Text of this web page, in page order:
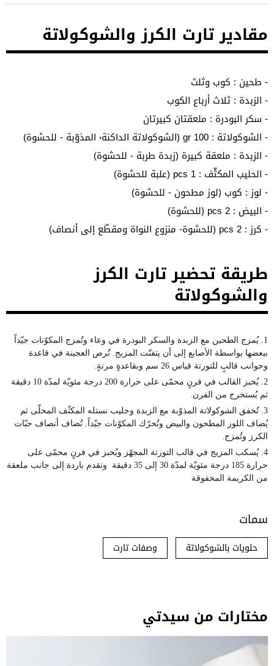
مقادير تارت الكرز والشوكولاتة
- طحين : كوب وثلث
- الزبدة : ثلاث أرباع الكوب
- سكر البودرة : ملعقتان كبيرتان
- الشوكولاتة : 100 gr (الشوكولاتة الداكنة٬ المذوّبة - للحشوة)
- الزبدة : ملعقة كبيرة (زبدة طربة - للحشوة)
- الحليب المكثّف : 1 pcs (علبة للحشوة)
- لوز : كوب (لوز مطحون - للحشوة)
- البيض : 2 pcs (للحشوة)
- كرز : 2 pcs (للحشوة- منزوع النواة ومقطّع إلى أنصاف)
طريقة تحضير تارت الكرز
والشوكولاتة
1. يُمزج الطحين مع الزبدة والسكر البودرة في وعاء وتُمزج المكوّنات جيّداً
ببعضها بواسطة الأصابع إلى أن يتفتّت المزيج. تُرص العجينة في قاعدة
وجوانب قالبٍ للتورتة قياس 26 سم وبقاعدةٍ مرنةٍ
.
2. يُخبز القالب في فرنٍ محمّى على حرارة 200 درجة مئويّة لمدّة 10 دقيقة
ثم يُستخرج من الفرن.
3. تُخفق الشوكولاتة المذوّبة مع الزبدة وحليب نستله المكثّف المحلّى ثم
يُضاف اللوز المطحون والبيض وتُحرّك المكوّنات جيّداً. تُضاف أنصاف حبّات
الكرز وتُمزج.
4. يُسكب المزيج في قالب التورتة المجهّز ويُخبز في فرنٍ محمّى على
حرارة 185 درجة مئويّة لمدّة 30 إلى 35 دقيقة وتقدم باردة إلى جانب ملعقة
من الكريمة المخفوقة
سمات
حلويات بالشوكولاتة وصفات تارت
مختارات من سيدتي